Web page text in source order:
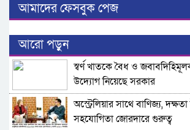
আমাদের ফেসবুক পেজ
আরো পড়ুন
স্বর্ণ খাতকে বৈধ ও
উদ্যোগ নিয়েছে সরকার
অস্ট্রেলিয়ার সাথে বাণিজ্য,
সহযোগিতা জোরদারে গুরুত্ব